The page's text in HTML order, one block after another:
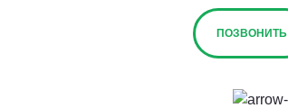
ПОЗВОНИТЬ